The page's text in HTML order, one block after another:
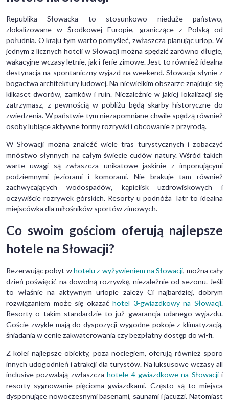
Republika Słowacka to stosunkowo nieduże państwo,
zlokalizowane w Środkowej Europie, graniczące z Polską od
południa. O kraju tym warto pomyśleć, zwłaszcza planując urlop. W
jednym z licznych hoteli w Słowacji można spędzić zarówno długie,
wakacyjne wczasy letnie, jak i ferie zimowe. Jest to również idealna
destynacja na spontaniczny wyjazd na weekend. Słowacja słynie z
bogactwa architektury ludowej. Na niewielkim obszarze znajduje się
kilkaset dworów, zamków i ruin. Niezależnie w jakiej lokalizacji się
zatrzymasz, z pewnością w pobliżu będą skarby historyczne do
zwiedzenia. W państwie tym niezapomniane chwile spędzą również
osoby lubiące aktywne formy rozrywki i obcowanie z przyrodą.
W Słowacji można znaleźć wiele tras turystycznych i zobaczyć
mnóstwo słynnych na całym świecie cudów natury. Wśród takich
warte uwagi są zwłaszcza unikatowe jaskinie z imponującymi
podziemnymi jeziorami i komorami. Nie brakuje tam również
zachwycających wodospadów, kąpielisk uzdrowiskowych i
oczywiście rozrywek górskich. Resorty u podnóża Tatr to idealna
miejscówka dla miłośników sportów zimowych.
Co swoim gościom oferują najlepsze
hotele na Słowacji?
Rezerwując pobyt whotelu z wyżywieniem na Słowacji, można cały
dzień poświęcić na dowolną rozrywkę, niezależnie od sezonu. Jeśli
to właśnie na aktywnym urlopie zależy Ci najbardziej, dobrym
rozwiązaniem może się okazaćhotel 3-gwiazdkowy na Słowacji.
Resorty o takim standardzie to już gwarancja udanego wyjazdu.
Goście zwykle mają do dyspozycji wygodne pokoje z klimatyzacją,
śniadania w cenie zakwaterowania czy bezpłatny dostęp do wi-fi.
Z kolei najlepsze obiekty, poza noclegiem, oferują również sporo
innych udogodnień i atrakcji dla turystów. Na luksusowe wczasy all
inclusive pozwalają zwłaszczahotele 4-gwiazdkowe na Słowacjii
resorty sygnowanie pięcioma gwiazdkami. Często są to miejsca
dysponujące nowoczesnymi basenami, saunami i jacuzzi. Natomiast